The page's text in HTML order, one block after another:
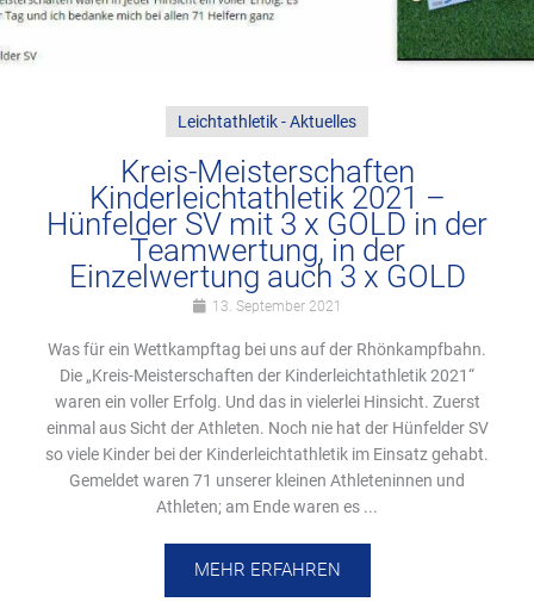
Leichtathletik - Aktuelles
Kreis-Meisterschaften
Kinderleichtathletik 2021 –
Hünfelder SV mit 3 x GOLD in der
Teamwertung, in der
Einzelwertung auch 3 x GOLD
13. September 2021
Was für ein Wettkampftag bei uns auf der Rhönkampfbahn.
Die „Kreis-Meisterschaften der Kinderleichtathletik 2021“
waren ein voller Erfolg. Und das in vielerlei Hinsicht. Zuerst
einmal aus Sicht der Athleten. Noch nie hat der Hünfelder SV
so viele Kinder bei der Kinderleichtathletik im Einsatz gehabt.
Gemeldet waren 71 unserer kleinen Athleteninnen und
Athleten; am Ende waren es ...
MEHR ERFAHREN